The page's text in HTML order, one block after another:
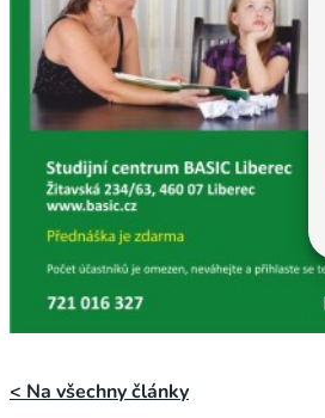
< Na všechny články